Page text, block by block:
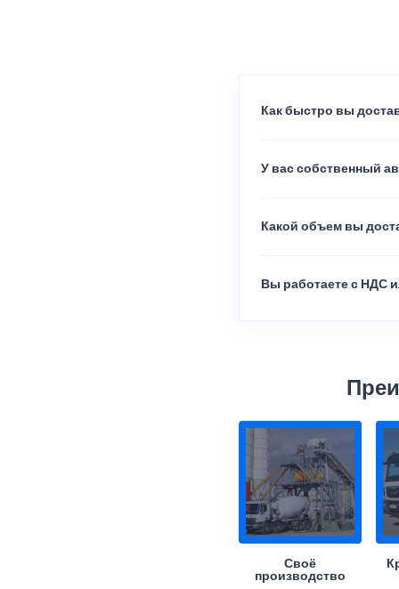
Как быстро вы
У вас собственный
Какой объем вы
Вы работаете с НДС
Своё
производство